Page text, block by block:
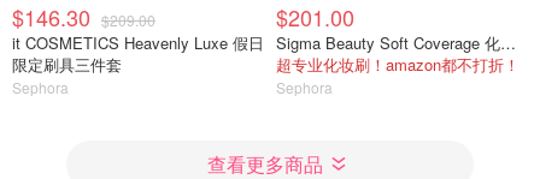
$146.30 $209.00
it COSMETICS Heavenly Luxe 假日
限定刷具三件套
Sephora
$201.00
Sigma Beauty Soft Coverage 化妆刷套装
超专业化妆刷！amazon都不打折！
Sephora
查看更多商品